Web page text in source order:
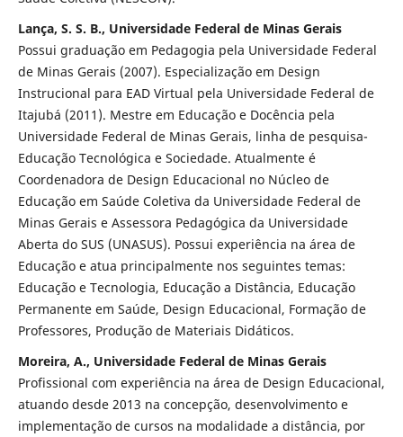
Lança, S. S. B., Universidade Federal de Minas Gerais
Possui graduação em Pedagogia pela Universidade Federal
de Minas Gerais (2007). Especialização em Design
Instrucional para EAD Virtual pela Universidade Federal de
Itajubá (2011). Mestre em Educação e Docência pela
Universidade Federal de Minas Gerais, linha de pesquisa-
Educação Tecnológica e Sociedade. Atualmente é
Coordenadora de Design Educacional no Núcleo de
Educação em Saúde Coletiva da Universidade Federal de
Minas Gerais e Assessora Pedagógica da Universidade
Aberta do SUS (UNASUS). Possui experiência na área de
Educação e atua principalmente nos seguintes temas:
Educação e Tecnologia, Educação a Distância, Educação
Permanente em Saúde, Design Educacional, Formação de
Professores, Produção de Materiais Didáticos.
Moreira, A., Universidade Federal de Minas Gerais
Profissional com experiência na área de Design Educacional,
atuando desde 2013 na concepção, desenvolvimento e
implementação de cursos na modalidade a distância, por